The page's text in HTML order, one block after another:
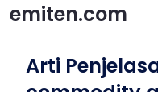
emiten.com
Arti